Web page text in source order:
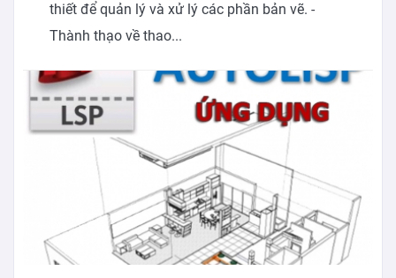
thiết để quản lý và xử lý các phần bản vẽ. -
Thành thạo về thao...